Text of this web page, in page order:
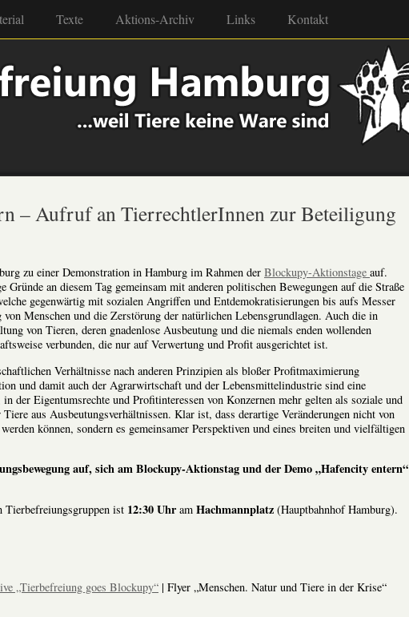
Texte Aktions-Archiv Links Kontakt
– Aufruf an TierrechtlerInnen zur Beteiligung
zu einer Demonstration in Hamburg im Rahmen der Blockupy-Aktionstage auf.
an diesem Tag gemeinsam mit anderen politischen Bewegungen auf die Straße
gegenwärtig mit sozialen Angriffen und Entdemokratisierungen bis aufs Messer
Menschen und die Zerstörung der natürlichen Lebensgrundlagen. Auch die in
von Tieren, deren gnadenlose Ausbeutung und die niemals enden wollenden
verbunden, die nur auf Verwertung und Profit ausgerichtet ist.
Verhältnisse nach anderen Prinzipien als bloßer Profitmaximierung
und damit auch der Agrarwirtschaft und der Lebensmittelindustrie sind eine
der Eigentumsrechte und Profitinteressen von Konzernen mehr gelten als soziale und
aus Ausbeutungsverhältnissen. Klar ist, dass derartige Veränderungen nicht von
können, sondern es gemeinsamer Perspektiven und eines breiten und vielfältigen
auf, sich am Blockupy-Aktionstag und der Demo „Hafencity entern“
Tierbefreiungsgruppen ist 12:30 Uhram Hachmannplatz (Hauptbahnhof Hamburg).
„Tierbefreiung goes Blockupy“ | Flyer „Menschen. Natur und Tiere in der Krise“